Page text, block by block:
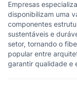
Empresas
disponibilizam uma
componentes
sustentáveis e
setor, tornando o
popular entre
garantir qualidade e